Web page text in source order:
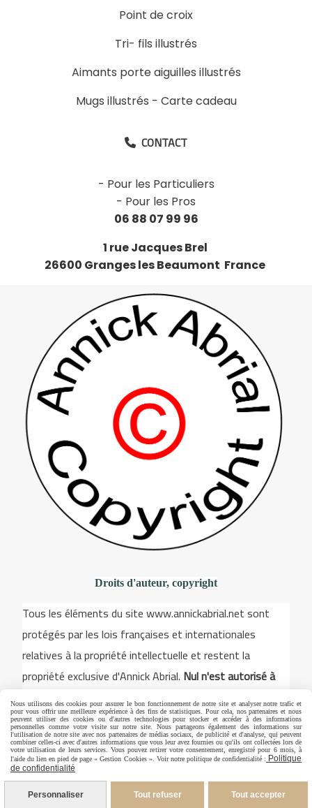
Point de croix
Tri- fils illustrés
Aimants porte aiguilles illustrés
Mugs illustrés - Carte cadeau
 CONTACT
- Pour les Particuliers
- Pour les Pros
06 88 07 99 96
1 rue Jacques Brel
26600 Granges les Beaumont France
Droits d'auteur, copyright
Tous les éléments du site www.annickabrial.net sont
protégés par les lois françaises et internationales
relatives à la propriété intellectuelle et restent la
propriété exclusive d'Annick Abrial. Nul n'est autorisé à
reproduire, exploiter ou utiliser à quelque titre que ce
soit, même partiellement, les illustrations, les dessins,
les modèles pour la broderie, les éléments du site. Toute
utilisation est strictement interdite sans un accord écrit
exprès de Annick Abrial
Nous utilisons des cookies pour assurer le bon fonctionnement de notre site et analyser notre trafic et
pour vous offrir une meilleure expérience à des fins de statistiques. Pour cela, nos partenaires et nous
peuvent utiliser des cookies ou d'autres technologies pour stocker et accéder à des informations
personnelles comme votre visite sur notre site. Nous partageons également des informations sur
l'utilisation de notre site avec nos partenaires de médias sociaux, de publicité et d'analyse, qui peuvent
combiner celles-ci avec d'autres informations que vous leur avez fournies ou qu'ils ont collectées lors de
votre utilisation de leurs services. Vous pouvez retirer votre consentement, enregistré pour 6 mois, à
l'aide du lien en pied de page « Gestion Cookies ». Voir notre politique de confidentialité : Politique
de confidentialité
Personnaliser Tout refuser Tout accepter